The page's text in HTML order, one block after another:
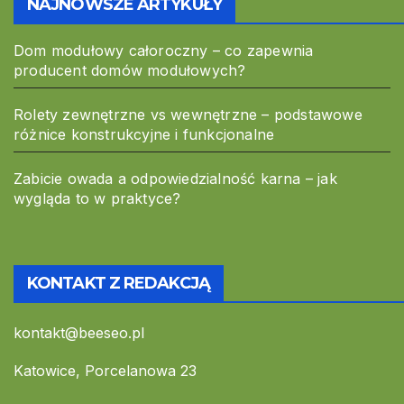
NAJNOWSZE ARTYKUŁY
Dom modułowy całoroczny – co zapewnia
producent domów modułowych?
Rolety zewnętrzne vs wewnętrzne – podstawowe
różnice konstrukcyjne i funkcjonalne
Zabicie owada a odpowiedzialność karna – jak
wygląda to w praktyce?
KONTAKT Z REDAKCJĄ
kontakt@beeseo.pl
Katowice, Porcelanowa 23